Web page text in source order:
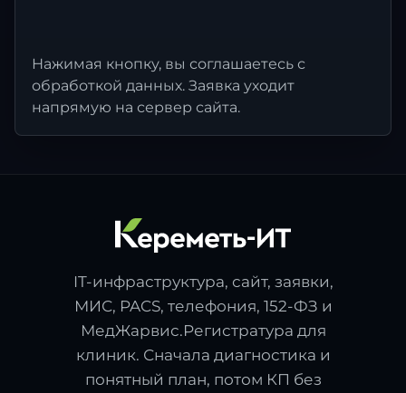
Нажимая кнопку, вы соглашаетесь с
обработкой данных. Заявка уходит
напрямую на сервер сайта.
IT-инфраструктура, сайт, заявки,
МИС, PACS, телефония, 152-ФЗ и
МедЖарвис.Регистратура для
клиник. Сначала диагностика и
понятный план, потом КП без